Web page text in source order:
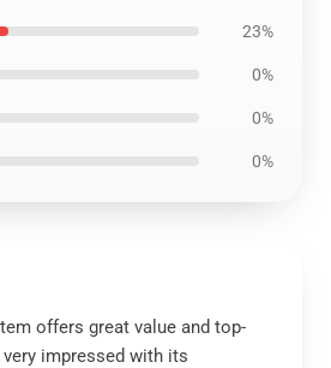
23%
0%
0%
0%
offers great value and top-
impressed with its